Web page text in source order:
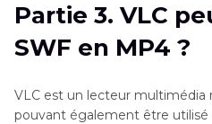
Partie 3. VLC
SWF en MP4 ?
VLC est un lecteur
pouvant également être